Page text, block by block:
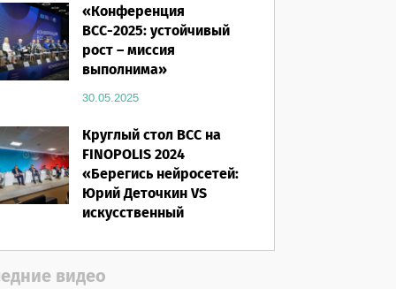
16.03.2026
«Конференция
ВСС-2025: устойчивый
рост – миссия
выполнима»
30.05.2025
Круглый стол ВСС на
FINOPOLIS 2024
«Берегись нейросетей:
Юрий Деточкин VS
искусственный
видео